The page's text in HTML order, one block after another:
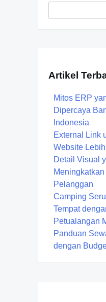
Artikel
Mitos ERP
Dipercaya
Indonesia
External Link
Website
Detail Visual
Pelanggan
Camping
Tempat
Petualangan
Panduan
dengan